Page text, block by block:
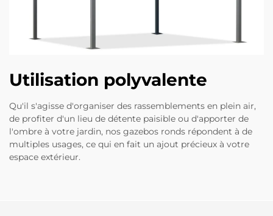
Utilisation polyvalente
Qu'il s'agisse d'organiser des rassemblements en plein air,
de profiter d'un lieu de détente paisible ou d'apporter de
l'ombre à votre jardin, nos gazebos ronds répondent à de
multiples usages, ce qui en fait un ajout précieux à votre
espace extérieur.